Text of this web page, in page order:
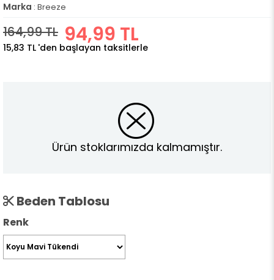
Marka : Breeze
164,99 TL 94,99 TL
15,83 TL 'den başlayan taksitlerle
Ürün stoklarımızda kalmamıştır.
Beden Tablosu
Renk